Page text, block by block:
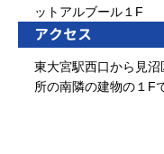
ットアルブール１F
アクセス
東大宮駅西口から見
所の南隣の建物の１F